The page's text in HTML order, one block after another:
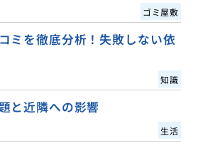
ゴミ屋敷
ミを徹底分析！失敗しない依
知識
と近隣への影響
生活